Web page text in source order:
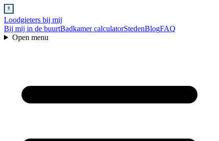
Loodgieters bij mij
Bij mij in de buurtBadkamer calculatorStedenBlogFAQ
Open menu